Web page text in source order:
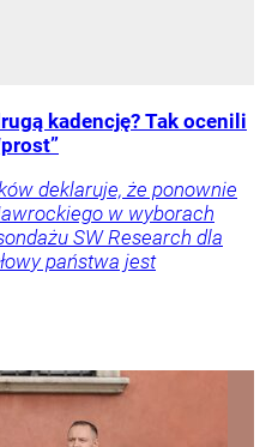
kadencję? Tak ocenili
deklaruje, że ponownie
w wyborach
SW Research dla
państwa jest